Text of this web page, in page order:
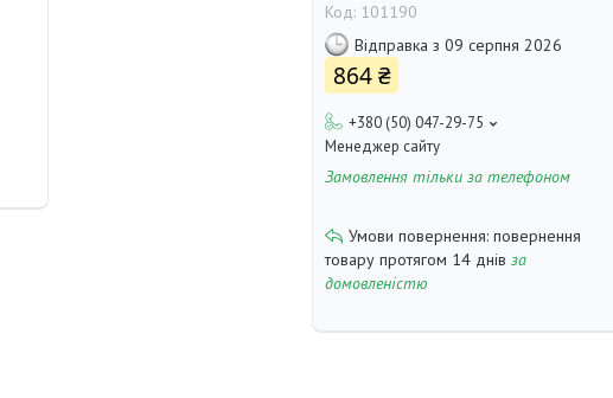
Код: 101190
Відправка з 09 серпня 2026
864 ₴
+380 (50) 047-29-75
Менеджер сайту
Замовлення тільки за телефоном
повернення
товару протягом 14 днів за
домовленістю